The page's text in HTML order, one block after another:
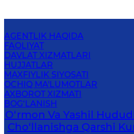
AGENTLIK HAQIDA
FAOLIYAT
DAVLAT XIZMATLARI
HUJJATLAR
MAXFIYLIK SIYOSATI
OCHIQ MA'LUMOTLAR
AXBOROT XIZMATI
BOG‘LANISH
O‘rmon Va Yashil
Cho‘llanishga Qarshi